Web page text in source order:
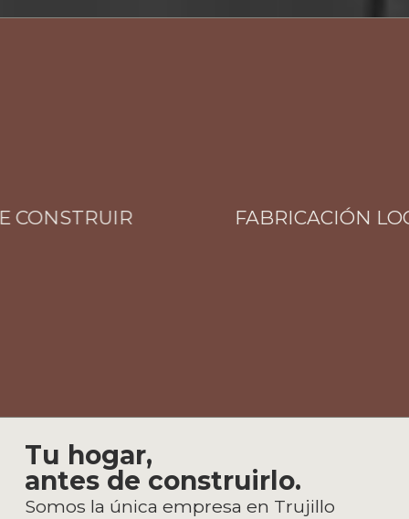
FABRICACIÓN LOCAL
Tu hogar,
antes de construirlo.
Somos la única empresa en Trujillo